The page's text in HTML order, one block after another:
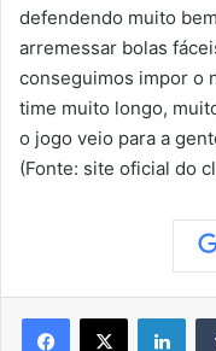
defendendo muito
arremessar bolas
conseguimos impor o
time muito longo,
o jogo veio para a
(Fonte: site oficial do